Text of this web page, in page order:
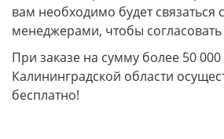
вам необходимо будет
менеджерами, чтобы согласовать
При заказе на сумму более 50 000
Калининградской области
бесплатно!